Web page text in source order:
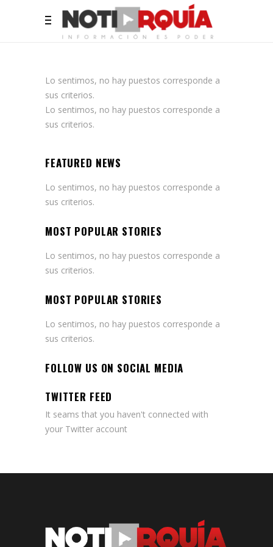
Lo sentimos, no hay puestos corresponde a
sus criterios.
Lo sentimos, no hay puestos corresponde a
sus criterios.
FEATURED NEWS
Lo sentimos, no hay puestos corresponde a
sus criterios.
MOST POPULAR STORIES
Lo sentimos, no hay puestos corresponde a
sus criterios.
MOST POPULAR STORIES
Lo sentimos, no hay puestos corresponde a
sus criterios.
FOLLOW US ON SOCIAL MEDIA
TWITTER FEED
It seams that you haven't connected with
your Twitter account